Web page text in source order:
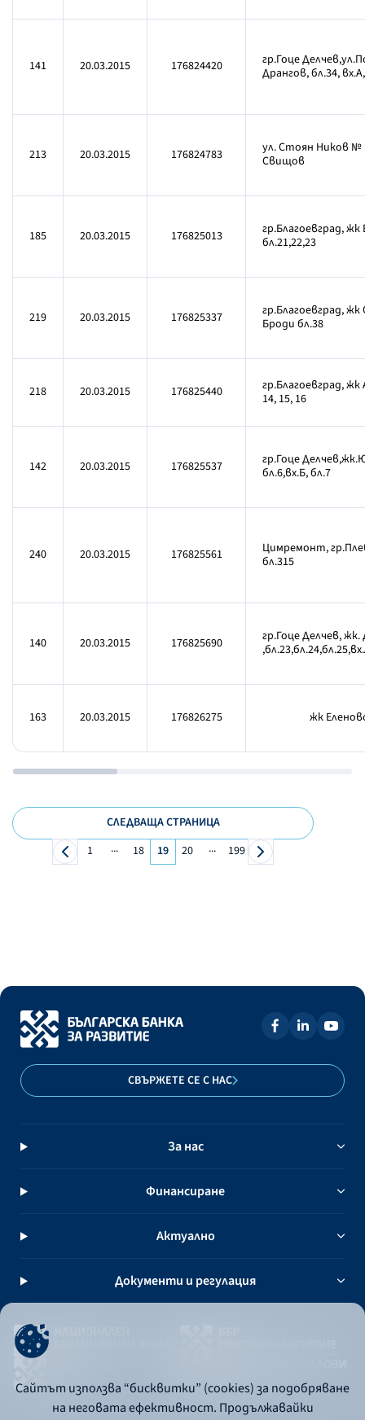
141 20.03.2015 176824420
гр.Гоце
Дрангов, бл.34,
213 20.03.2015 176824783
ул. Стоян Ников №
Свищов
185 20.03.2015 176825013
гр.Благоевград, жк
бл.21,22,23
219 20.03.2015 176825337
гр.Благоевград,
Броди бл.38
218 20.03.2015 176825440
гр.Благоевград, жк
14, 15, 16
142 20.03.2015 176825537
гр.Гоце
бл.6,вх.Б, бл.7
240 20.03.2015 176825561
Цимремонт,
бл.315
140 20.03.2015 176825690
гр.Гоце Делчев, жк.
163 20.03.2015 176826275 жк
СЛЕДВАЩА СТРАНИЦА
1
... 18 19 20 ... 199
СВЪРЖЕТЕ СЕ С НАС
За нас
Финансиране
Актуално
Документи и регулация
Сайтът използва “бисквитки” (cookies) за подобряване
на неговата ефективност. Продължавайки